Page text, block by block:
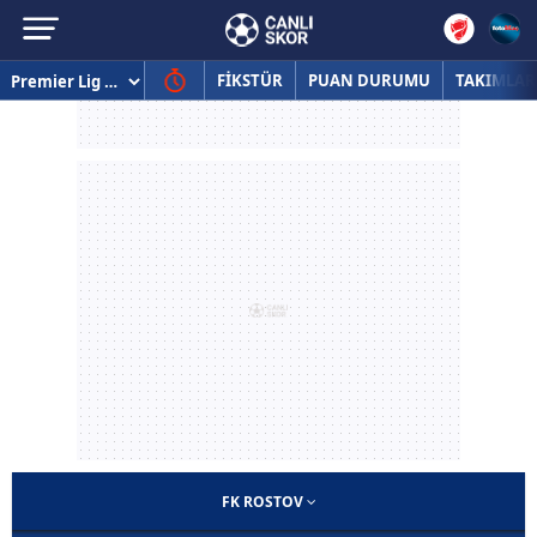
FİKSTÜR PUAN DURUMU TAKIMLAR
FK ROSTOV